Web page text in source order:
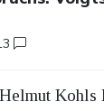
Kohls